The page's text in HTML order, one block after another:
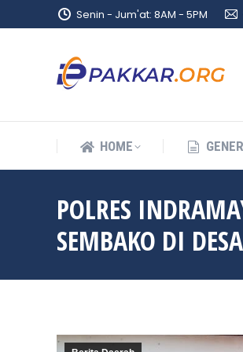
Senin - Jum'at: 8AM - 5PM
HOME
POLRES
SEMBAKO DI
HOME